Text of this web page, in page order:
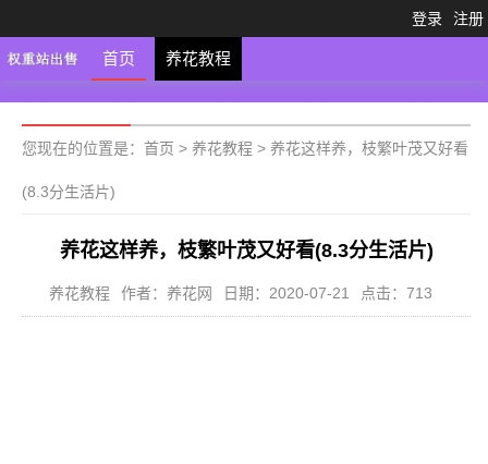
登录 注册
首页 养花教程
您现在的位置是： 首页 > 养花教程 > 养花这样养，枝繁叶茂又好看
(8.3分生活片)
养花这样养，枝繁叶茂又好看(8.3分生活片)
养花教程 作者：养花网 日期：2020-07-21 点击：713